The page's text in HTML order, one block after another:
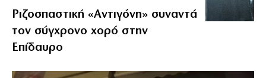
Ριζοσπαστική «Αντιγόνη» συναντά
τον σύγχρονο χορό στην
Επίδαυρο